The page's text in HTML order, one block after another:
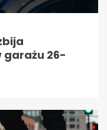
26-